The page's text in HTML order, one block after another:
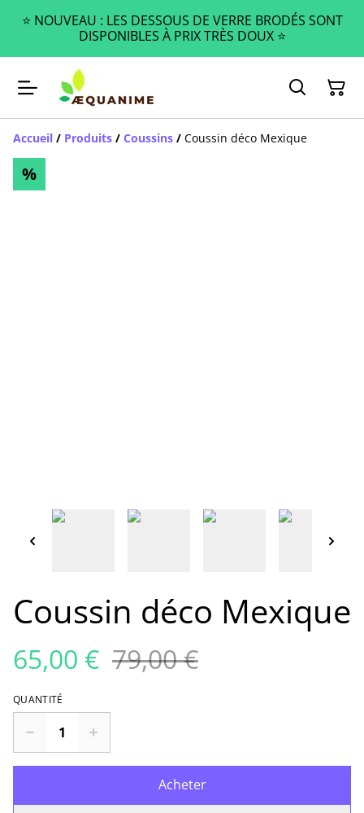
⭐️ NOUVEAU : LES DESSOUS DE VERRE BRODÉS SONT
DISPONIBLES À PRIX TRÈS DOUX ⭐️
Accueil / Produits / Coussins / Coussin déco Mexique
%
Coussin déco Mexique
65,00 € 79,00 €
QUANTITÉ
Acheter